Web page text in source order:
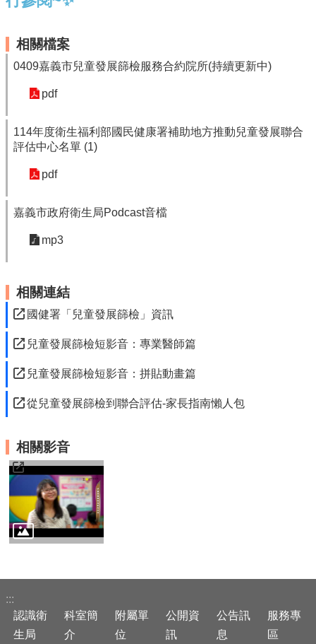
相關檔案
0409嘉義市兒童發展篩檢服務合約院所(持續更新中)
pdf
114年度衛生福利部國民健康署補助地方推動兒童發展聯合
評估中心名單 (1)
pdf
嘉義市政府衛生局Podcast音檔
mp3
相關連結
國健署「兒童發展篩檢」資訊
兒童發展篩檢短影音：專業醫師篇
兒童發展篩檢短影音：拼貼動畫篇
從兒童發展篩檢到聯合評估-家長指南懶人包
相關影音
:::
認識衛
生局
科室簡
介
附屬單
位
公開資
訊
公告訊
息
服務專
區